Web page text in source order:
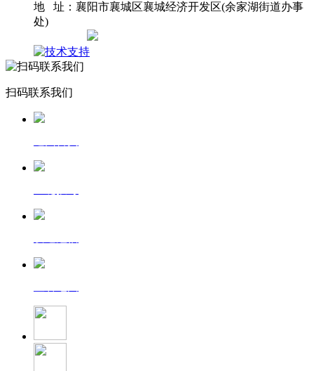
地 址：襄阳市襄城区襄城经济开发区(余家湖街道办事
处)
扫码联系我们